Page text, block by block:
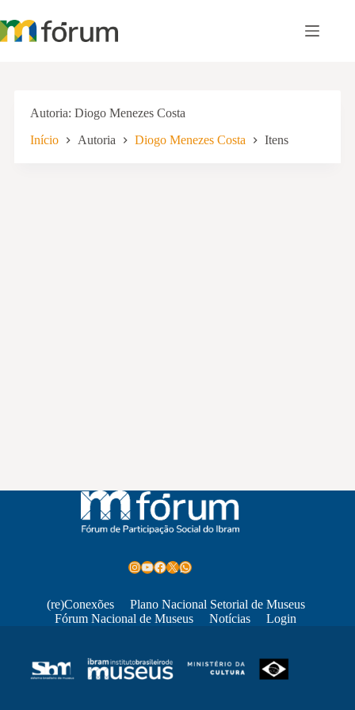
para
o
Autoria Diogo Menezes Costa
Início Autoria Diogo Menezes Costa Itens
Instagram
Youtube
Facebook
X WhatsApp
(re)Conexões
Plano Nacional Setorial de Museus
Fórum Nacional de Museus
Notícias Login